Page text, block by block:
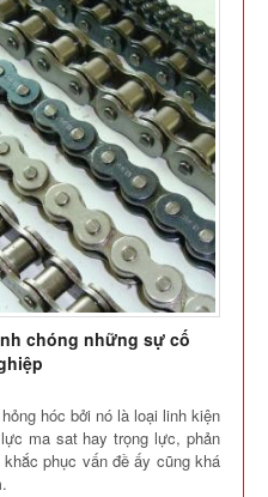
chóng những sự cố
hóc bởi nó là loại linh kiện
ma sat hay trọng lực, phản
phục vấn đề ấy cũng khá